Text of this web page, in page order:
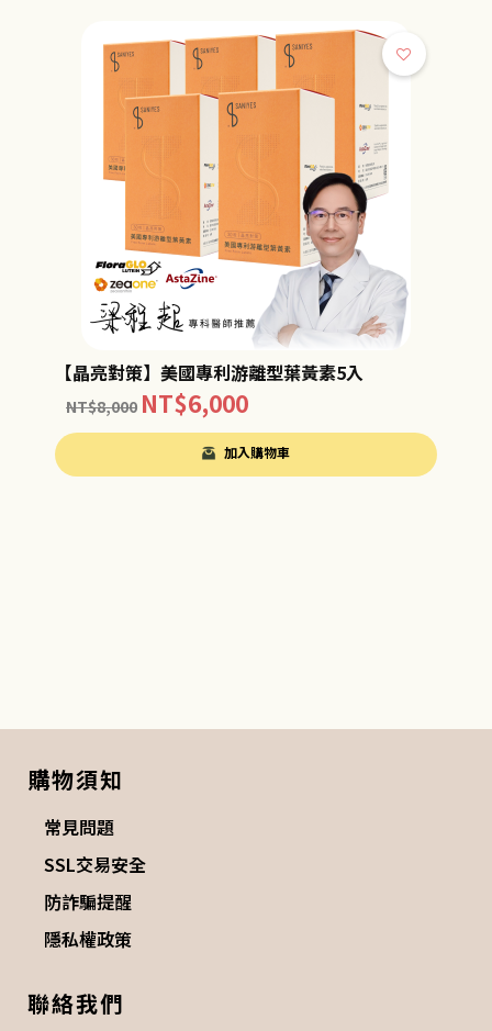
【晶亮對策】美國專利游離型葉黃素5入
NT$8,000 NT$6,000
加入購物車
購物須知
常見問題
SSL交易安全
防詐騙提醒
隱私權政策
聯絡我們